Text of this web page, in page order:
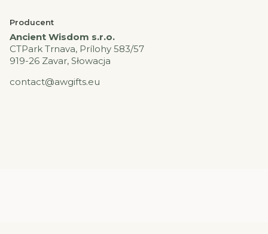
Producent
Ancient Wisdom s.r.o.
CTPark Trnava, Prílohy 583/57
919-26 Zavar, Słowacja
contact@awgifts.eu